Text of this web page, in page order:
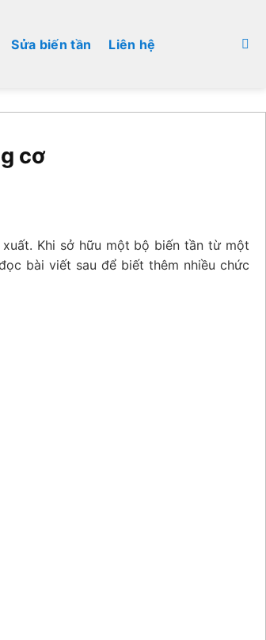
Sửa biến tần Liên hệ
cơ
Khi sở hữu một bộ biến tần từ một
bài viết sau để biết thêm nhiều chức